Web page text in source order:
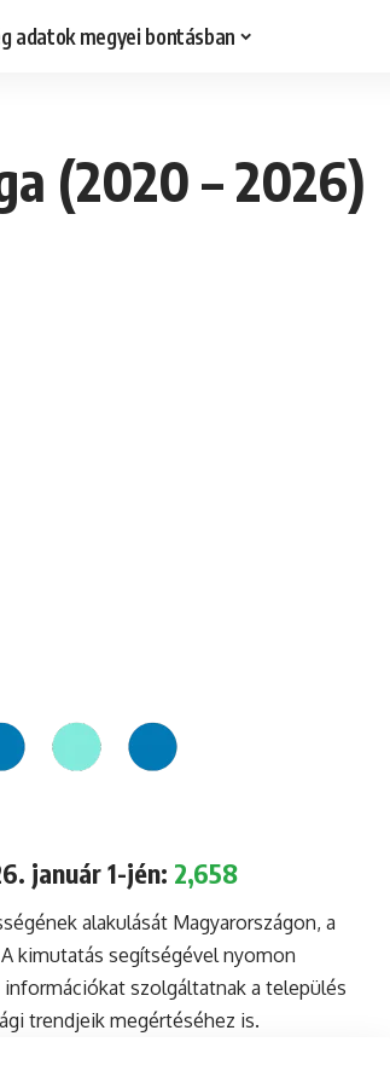
adatok megyei bontásban
(2020 – 2026)
január 1-jén: 2,658
alakulását Magyarországon, a
kimutatás segítségével nyomon
szolgáltatnak a település
trendjeik megértéséhez is.